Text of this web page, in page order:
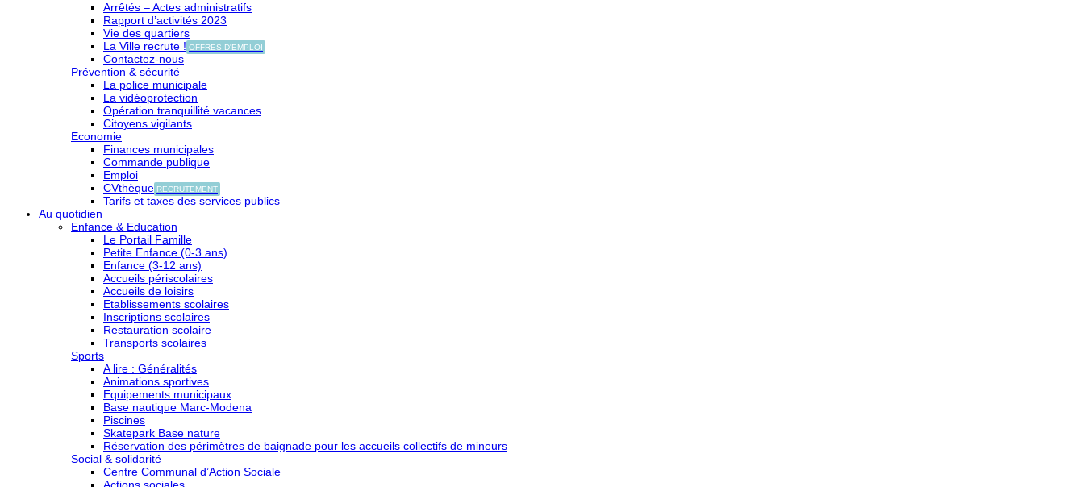
Arrêtés – Actes administratifs
Rapport d’activités 2023
Vie des quartiers
La Ville recrute ! OFFRES D'EMPLOI
Contactez-nous
Prévention & sécurité
La police municipale
La vidéoprotection
Opération tranquillité vacances
Citoyens vigilants
Economie
Finances municipales
Commande publique
Emploi
CVthèque RECRUTEMENT
Tarifs et taxes des services publics
Au quotidien
Enfance & Education
Le Portail Famille
Petite Enfance (0-3 ans)
Enfance (3-12 ans)
Accueils périscolaires
Accueils de loisirs
Etablissements scolaires
Inscriptions scolaires
Restauration scolaire
Transports scolaires
Sports
A lire : Généralités
Animations sportives
Equipements municipaux
Base nautique Marc-Modena
Piscines
Skatepark Base nature
Réservation des périmètres de baignade pour les accueils collectifs de mineurs
Social & solidarité
Centre Communal d’Action Sociale